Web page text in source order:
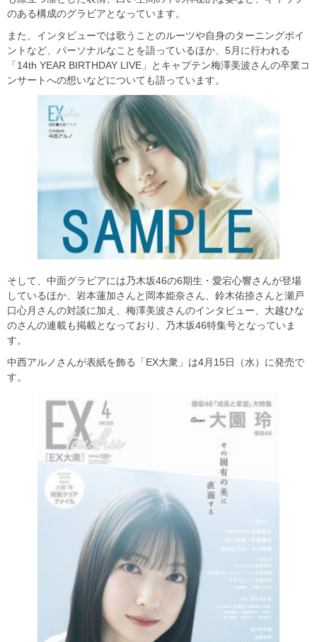
のある構成のグラビアとなっています。
また、インタビューでは歌うことのルーツや自身のターニングポイ
ントなど、パーソナルなことを語っているほか、5月に行われる
「14th YEAR BIRTHDAY LIVE」とキャプテン梅澤美波さんの卒業コ
ンサートへの想いなどについても語っています。
そして、中面グラビアには乃木坂46の6期生・愛宕心響さんが登場
しているほか、岩本蓮加さんと岡本姫奈さん、鈴木佑捺さんと瀬戸
口心月さんの対談に加え、梅澤美波さんのインタビュー、大越ひな
のさんの連載も掲載となっており、乃木坂46特集号となっていま
す。
中西アルノさんが表紙を飾る「EX大衆」は4月15日（水）に発売で
す。